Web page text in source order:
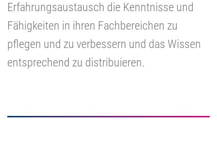
Erfahrungsaustausch die Kenntnisse und
Fähigkeiten in ihren Fachbereichen zu
pflegen und zu verbessern und das Wissen
entsprechend zu distribuieren.